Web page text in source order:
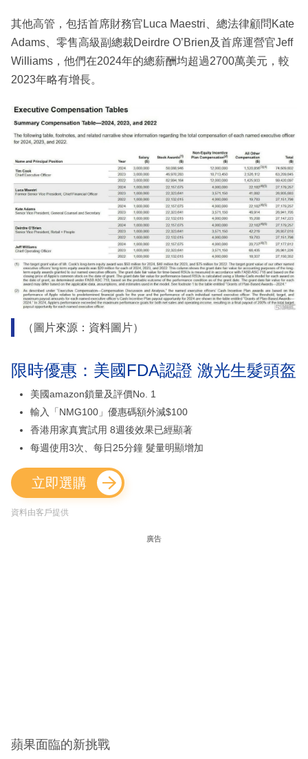
其他高管，包括首席財務官Luca Maestri、總法律顧問Kate
Adams、零售高級副總裁Deirdre O’Brien及首席運營官Jeff
Williams，他們在2024年的總薪酬均超過2700萬美元，較
2023年略有增長。
（圖片來源：資料圖片）
限時優惠：美國FDA認證 激光生髮頭盔
美國amazon鎖量及評價No. 1
輸入「NMG100」優惠碼額外減$100
香港用家真實試用 8週後效果已經顯著
每週使用3次、每日25分鐘 髮量明顯增加
立即選購
資料由客戶提供
廣告
蘋果面臨的新挑戰